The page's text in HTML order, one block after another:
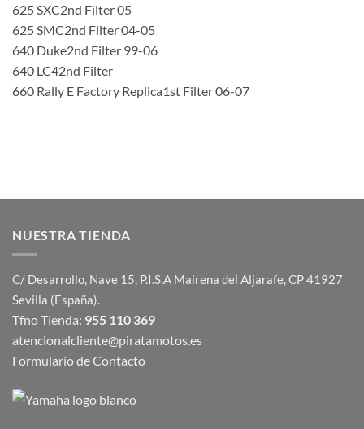
625 SXC2nd Filter 05
625 SMC2nd Filter 04-05
640 Duke2nd Filter 99-06
640 LC42nd Filter
660 Rally E Factory Replica1st Filter 06-07
NUESTRA TIENDA
C/ Desarrollo, Nave 15, P.I.S.A Mairena del Aljarafe, CP 41927
Sevilla (España).
Tfno Tienda: 955 110 369
atencionalcliente@piratamotos.es
Formulario de Contacto